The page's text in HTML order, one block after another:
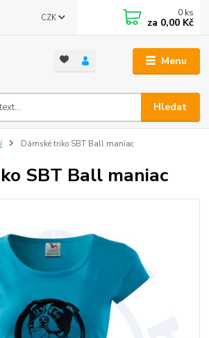
Menu
CZK
Hledat
0 ks
za 0,00 Kč
Dámské triko SBT Ball maniac
SBT Ball maniac